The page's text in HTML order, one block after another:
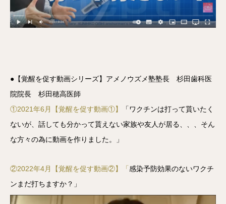
●【覚醒を促す動画シリーズ】アメノウズメ塾塾長 杉田歯科医
院院長 杉田穂高医師
①2021年6月【覚醒を促す動画①】
「ワクチンは打って貰いたく
ないが、話しても分かって貰えない家族や友人が居る、、、そん
な方々の為に動画を作りました。」
②2022年4月【覚醒を促す動画②】「 感染予防効果のないワクチ
ンまだ打ちますか？」